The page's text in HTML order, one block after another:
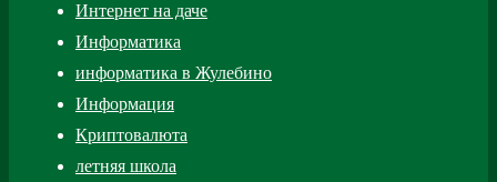
Интернет на даче
Информатика
информатика в Жулебино
Информация
Криптовалюта
летняя школа